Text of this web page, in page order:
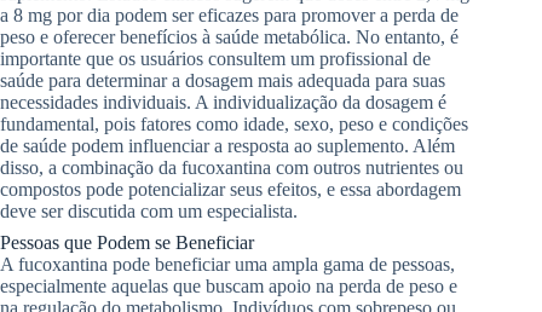
a 8 mg por dia podem ser eficazes para promover a perda de
peso e oferecer benefícios à saúde metabólica. No entanto, é
importante que os usuários consultem um profissional de
saúde para determinar a dosagem mais adequada para suas
necessidades individuais. A individualização da dosagem é
fundamental, pois fatores como idade, sexo, peso e condições
de saúde podem influenciar a resposta ao suplemento. Além
disso, a combinação da fucoxantina com outros nutrientes ou
compostos pode potencializar seus efeitos, e essa abordagem
deve ser discutida com um especialista.
Pessoas que Podem se Beneficiar
A fucoxantina pode beneficiar uma ampla gama de pessoas,
especialmente aquelas que buscam apoio na perda de peso e